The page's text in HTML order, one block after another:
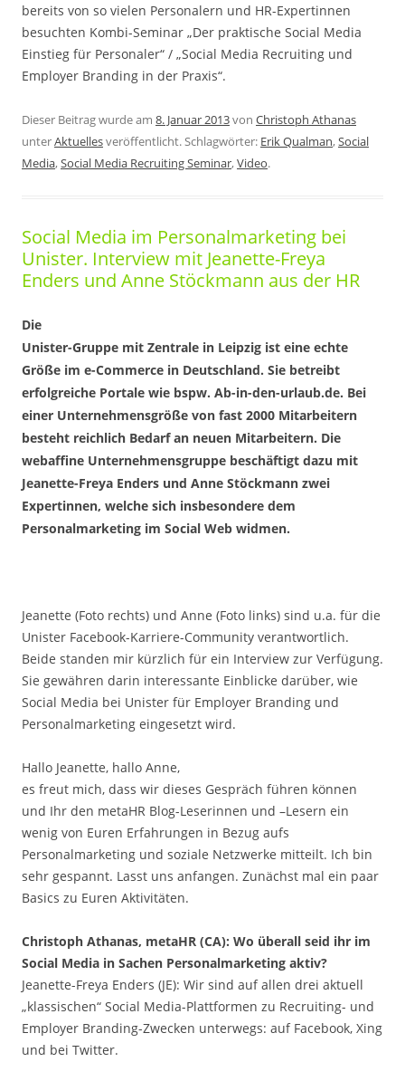
bereits von so vielen Personalern und HR-Expertinnen
besuchten Kombi-Seminar „Der praktische Social Media
Einstieg für Personaler“ / „Social Media Recruiting und
Employer Branding in der Praxis“.
Dieser Beitrag wurde am 8. Januar 2013von Christoph Athanas
unterAktuellesveröffentlicht. Schlagwörter: Erik Qualman,Social
Media,Social Media Recruiting Seminar,Video.
Social Media im Personalmarketing bei
Unister. Interview mit Jeanette-Freya
Enders und Anne Stöckmann aus der HR
Die
Unister-Gruppe mit Zentrale in Leipzig ist eine echte
Größe im e-Commerce in Deutschland. Sie betreibt
erfolgreiche Portale wie bspw. Ab-in-den-urlaub.de. Bei
einer Unternehmensgröße von fast 2000 Mitarbeitern
besteht reichlich Bedarf an neuen Mitarbeitern. Die
webaffine Unternehmensgruppe beschäftigt dazu mit
Jeanette-Freya Enders und Anne Stöckmann zwei
Expertinnen, welche sich insbesondere dem
Personalmarketing im Social Web widmen.
Jeanette (Foto rechts) und Anne (Foto links) sind u.a. für die
Unister Facebook-Karriere-Community verantwortlich.
Beide standen mir kürzlich für ein Interview zur Verfügung.
Sie gewähren darin interessante Einblicke darüber, wie
Social Media bei Unister für Employer Branding und
Personalmarketing eingesetzt wird.
Hallo Jeanette, hallo Anne,
es freut mich, dass wir dieses Gespräch führen können
und Ihr den metaHR Blog-Leserinnen und –Lesern ein
wenig von Euren Erfahrungen in Bezug aufs
Personalmarketing und soziale Netzwerke mitteilt. Ich bin
sehr gespannt. Lasst uns anfangen. Zunächst mal ein paar
Basics zu Euren Aktivitäten.
Christoph Athanas, metaHR (CA): Wo überall seid ihr im
Social Media in Sachen Personalmarketing aktiv?
Jeanette-Freya Enders (JE): Wir sind auf allen drei aktuell
„klassischen“ Social Media-Plattformen zu Recruiting- und
Employer Branding-Zwecken unterwegs: auf Facebook, Xing
und bei Twitter.